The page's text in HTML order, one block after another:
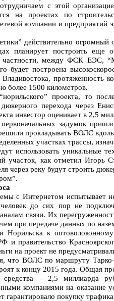
с этой
на проектах по
компании и предприятий
действительно
планирует построить еще
частности, между ФСК ЕЭС,
будет построена
протяженность
более 1500 километров.
проекта, то
дюкерного перехода через
инвестор оценивает в 2,5
задумок
прокладывать ВОЛС
участках трассы,
использовать уникальные
участок, как отметил Игорь
через реку будут строить
с Интернетом испытывает
до сих пор не
связи. Их
при передаче данных по
Норильска к
и правительство
на проект не
что ВОЛС по маршруту
к концу 2015 года. Общая
средства – 2,5 миллиарда
компаниями на оказание
гарантировало покупку